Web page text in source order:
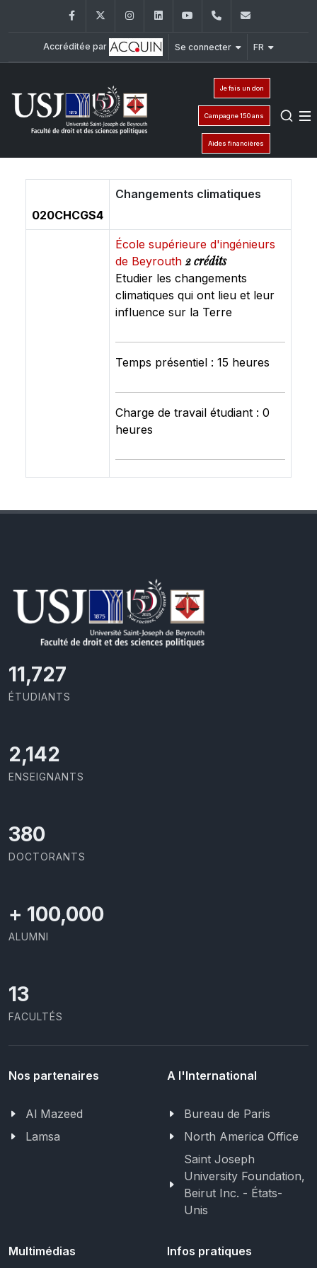
FacebookTwitter InstagramLinkedInYouTube+961 (1) 421 432
Accréditée par Se connecter FR
Je fais un don
Campagne 150 ans
Aides financières
020CHCGS4
Changements climatiques
École supérieure d'ingénieurs
de Beyrouth2 crédits
Etudier les changements
climatiques qui ont lieu et leur
influence sur la Terre
Temps présentiel : 15 heures
Charge de travail étudiant : 0
heures
11,727
ÉTUDIANTS
2,142
ENSEIGNANTS
403
DOCTORANTS
+ 100,000
ALUMNI
13
FACULTÉS
Nos partenaires
Al Mazeed
Lamsa
A l'International
Bureau de Paris
North America Office
Saint Joseph
University Foundation,
Beirut Inc. - États-
Unis
Multimédias Infos pratiques